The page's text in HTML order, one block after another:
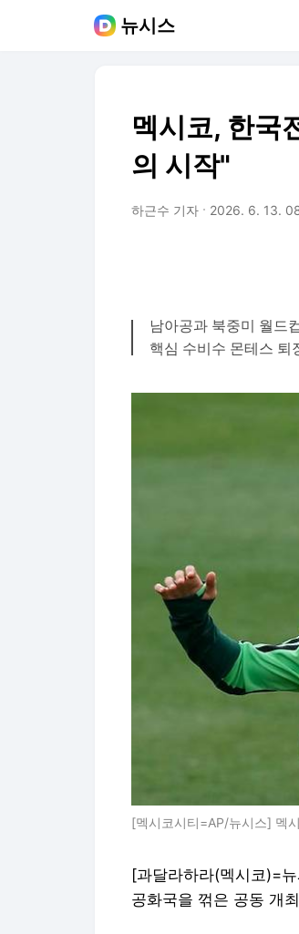
뉴시스
멕시코, 한국
의 시작"
하근수 기자 2026. 6. 13.
남아공과 북중미 월드
핵심 수비수 몬테스
[멕시코시티=AP/뉴시스] 멕
[과달라하라(멕시코)=
공화국을 꺾은 공동 개